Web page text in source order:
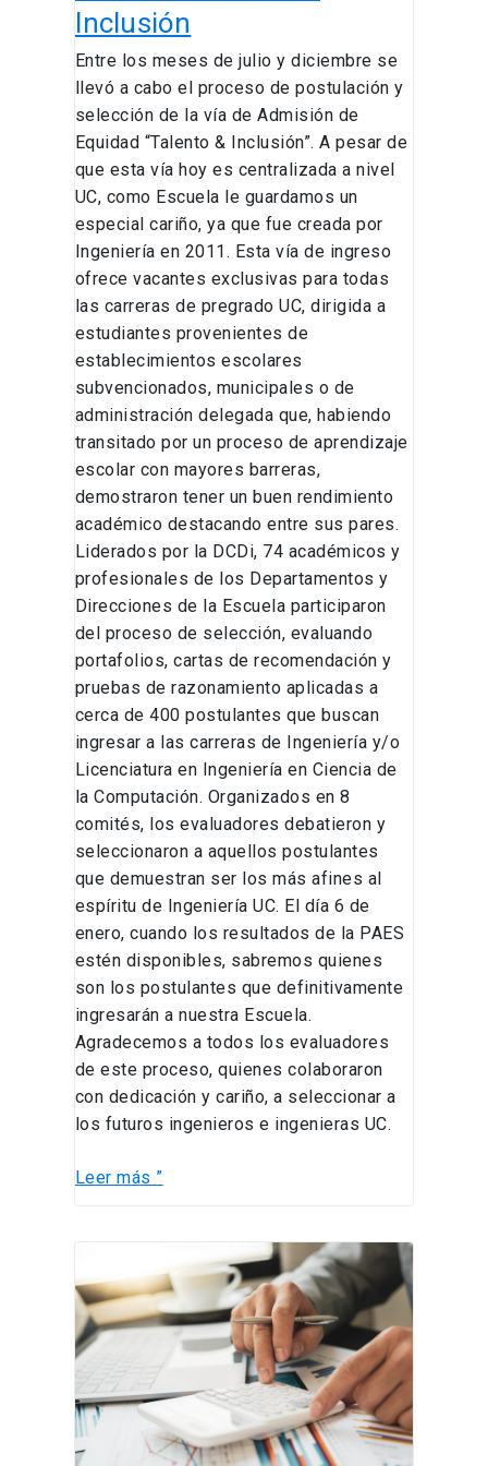
Inclusión
Entre los meses de julio y diciembre se
llevó a cabo el proceso de postulación y
selección de la vía de Admisión de
Equidad “Talento & Inclusión”. A pesar de
que esta vía hoy es centralizada a nivel
UC, como Escuela le guardamos un
especial cariño, ya que fue creada por
Ingeniería en 2011. Esta vía de ingreso
ofrece vacantes exclusivas para todas
las carreras de pregrado UC, dirigida a
estudiantes provenientes de
establecimientos escolares
subvencionados, municipales o de
administración delegada que, habiendo
transitado por un proceso de aprendizaje
escolar con mayores barreras,
demostraron tener un buen rendimiento
académico destacando entre sus pares.
Liderados por la DCDi, 74 académicos y
profesionales de los Departamentos y
Direcciones de la Escuela participaron
del proceso de selección, evaluando
portafolios, cartas de recomendación y
pruebas de razonamiento aplicadas a
cerca de 400 postulantes que buscan
ingresar a las carreras de Ingeniería y/o
Licenciatura en Ingeniería en Ciencia de
la Computación. Organizados en 8
comités, los evaluadores debatieron y
seleccionaron a aquellos postulantes
que demuestran ser los más afines al
espíritu de Ingeniería UC. El día 6 de
enero, cuando los resultados de la PAES
estén disponibles, sabremos quienes
son los postulantes que definitivamente
ingresarán a nuestra Escuela.
Agradecemos a todos los evaluadores
de este proceso, quienes colaboraron
con dedicación y cariño, a seleccionar a
los futuros ingenieros e ingenieras UC.
Leer más ”
Importantes
de
Cierre
2023
–
2024